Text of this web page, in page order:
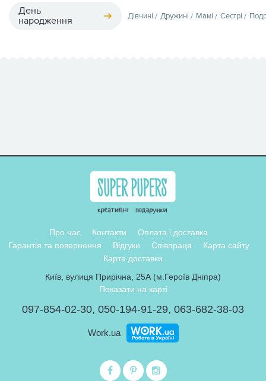
День
народження
Дівчині Дружині Мамі Сестрі
Про нас Контакти
Оплата і доставка
Гарантія та повернення
Відгуки Співпраця
Карта сайту
Карта доставки
Київ, вулиця Прирічна, 25А (м.Героїв Дніпра)
Показати на карті
097-854-02-30, 050-194-91-29, 063-682-38-03
Work.ua